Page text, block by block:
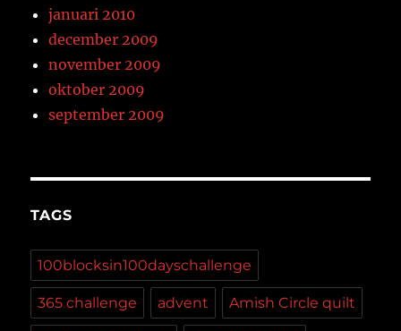
januari 2010
december 2009
november 2009
oktober 2009
september 2009
TAGS
100blocksin100dayschallenge
365 challenge advent Amish Circle quilt